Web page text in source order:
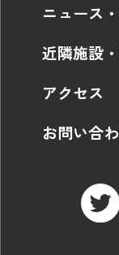
ニュース
近隣施設
アクセス
お問い合